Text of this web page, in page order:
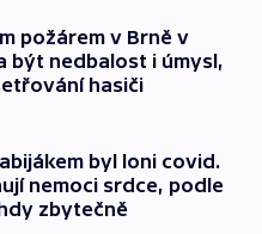
požárem v Brně v
být nedbalost i úmysl,
hasiči
byl loni covid.
nemoci srdce, podle
zbytečně